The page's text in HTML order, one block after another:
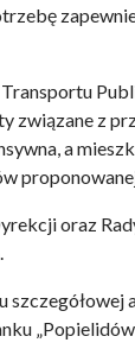
z
a
oraz